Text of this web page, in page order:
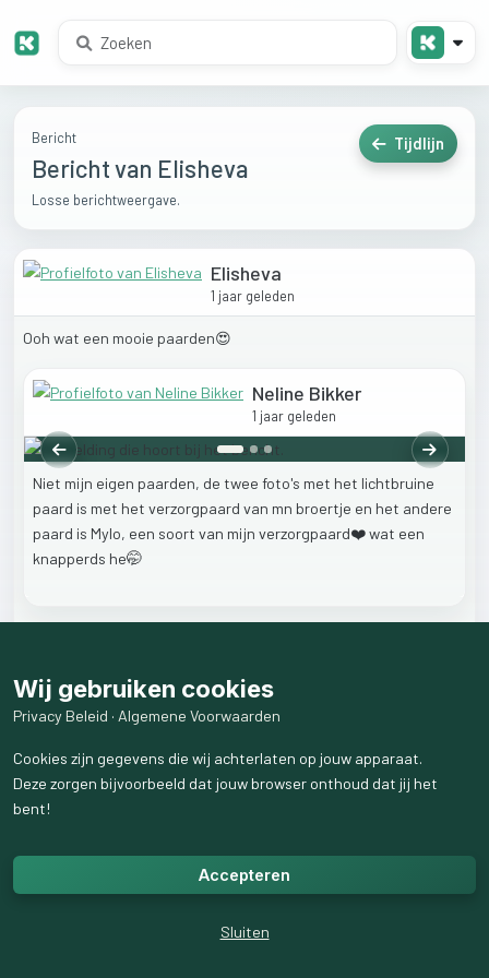
Bericht
Bericht van Elisheva
Losse berichtweergave.
Tijdlijn
Elisheva
1 jaar geleden
Ooh wat een mooie paarden😍
Neline Bikker
1 jaar geleden
Vorige
Niet mijn eigen paarden, de twee foto's met het lichtbruine
paard is met het verzorgpaard van mn broertje en het andere
paard is Mylo, een soort van mijn verzorgpaard❤️wat een
knapperds he🤭
4 reacties weergeven
Wij gebruiken cookies
Privacy Beleid · Algemene Voorwaarden
Cookies zijn gegevens die wij achterlaten op jouw apparaat.
Deze zorgen bijvoorbeeld dat jouw browser onthoud dat jij het
bent!
Accepteren
Sluiten